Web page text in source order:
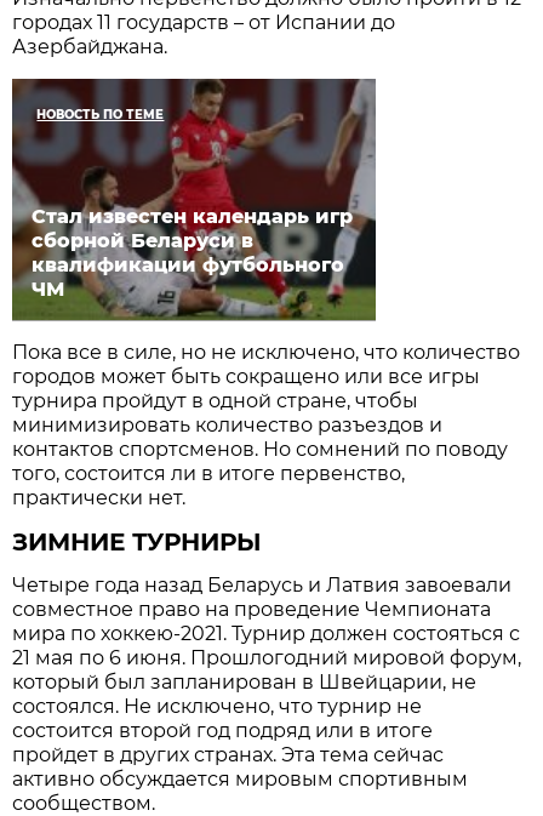
городах 11 государств – от Испании до
Азербайджана.
НОВОСТЬ ПО ТЕМЕ
Стал известен календарь игр
сборной Беларуси в
квалификации футбольного
ЧМ
Пока все в силе, но не исключено, что количество
городов может быть сокращено или все игры
турнира пройдут в одной стране, чтобы
минимизировать количество разъездов и
контактов спортсменов. Но сомнений по поводу
того, состоится ли в итоге первенство,
практически нет.
ЗИМНИЕ ТУРНИРЫ
Четыре года назад Беларусь и Латвия завоевали
совместное право на проведение Чемпионата
мира по хоккею-2021. Турнир должен состояться с
21 мая по 6 июня. Прошлогодний мировой форум,
который был запланирован в Швейцарии, не
состоялся. Не исключено, что турнир не
состоится второй год подряд или в итоге
пройдет в других странах. Эта тема сейчас
активно обсуждается мировым спортивным
сообществом.